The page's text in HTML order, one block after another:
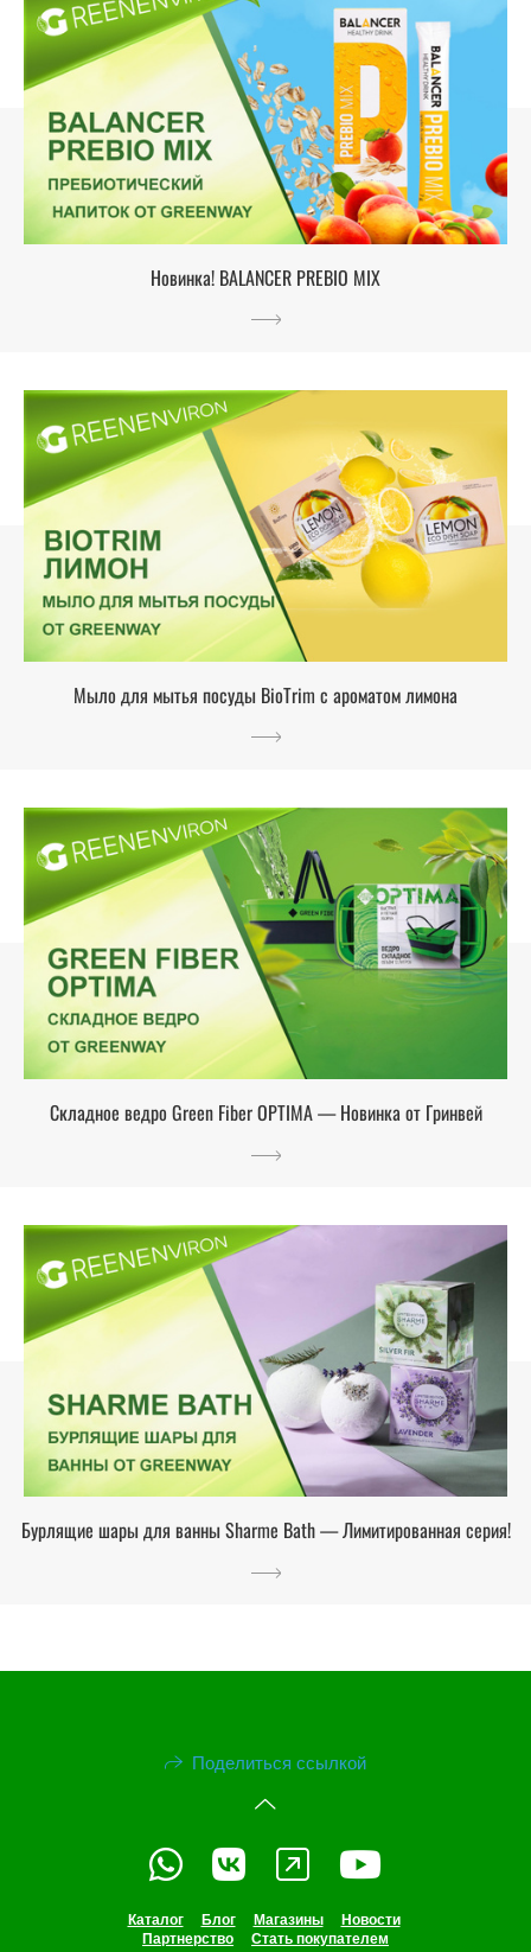
Новинка! BALANCER PREBIO MIX
Мыло для мытья посуды BioTrim с ароматом лимона
Складное ведро Green Fiber OPTIMA — Новинка от Гринвей
Бурлящие шары для ванны Sharme Bath — Лимитированная серия!
Поделиться ссылкой
Каталог Блог Магазины
Новости
Партнерство
Стать покупателем